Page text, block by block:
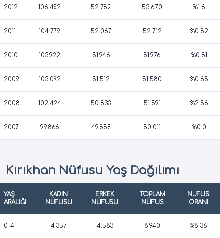
2012 106.452 52.782 53.670 %1.6
2011 104.779 52.067 52.712 %0.82
2010 103.922 51.946 51.976 %0.81
2009 103.092 51.512 51.580 %0.65
2008 102.424 50.833 51.591 %2.56
2007 99.866 49.855 50.011 %0.0
Kırıkhan Nüfusu Yaş Dağılımı
YAŞ
ARALIĞI
KADIN
NÜFUSU
ERKEK
NÜFUSU
TOPLAM
NÜFUS
NÜFUS
ORANI
0-4 4.357 4.583 8.940 %8.36